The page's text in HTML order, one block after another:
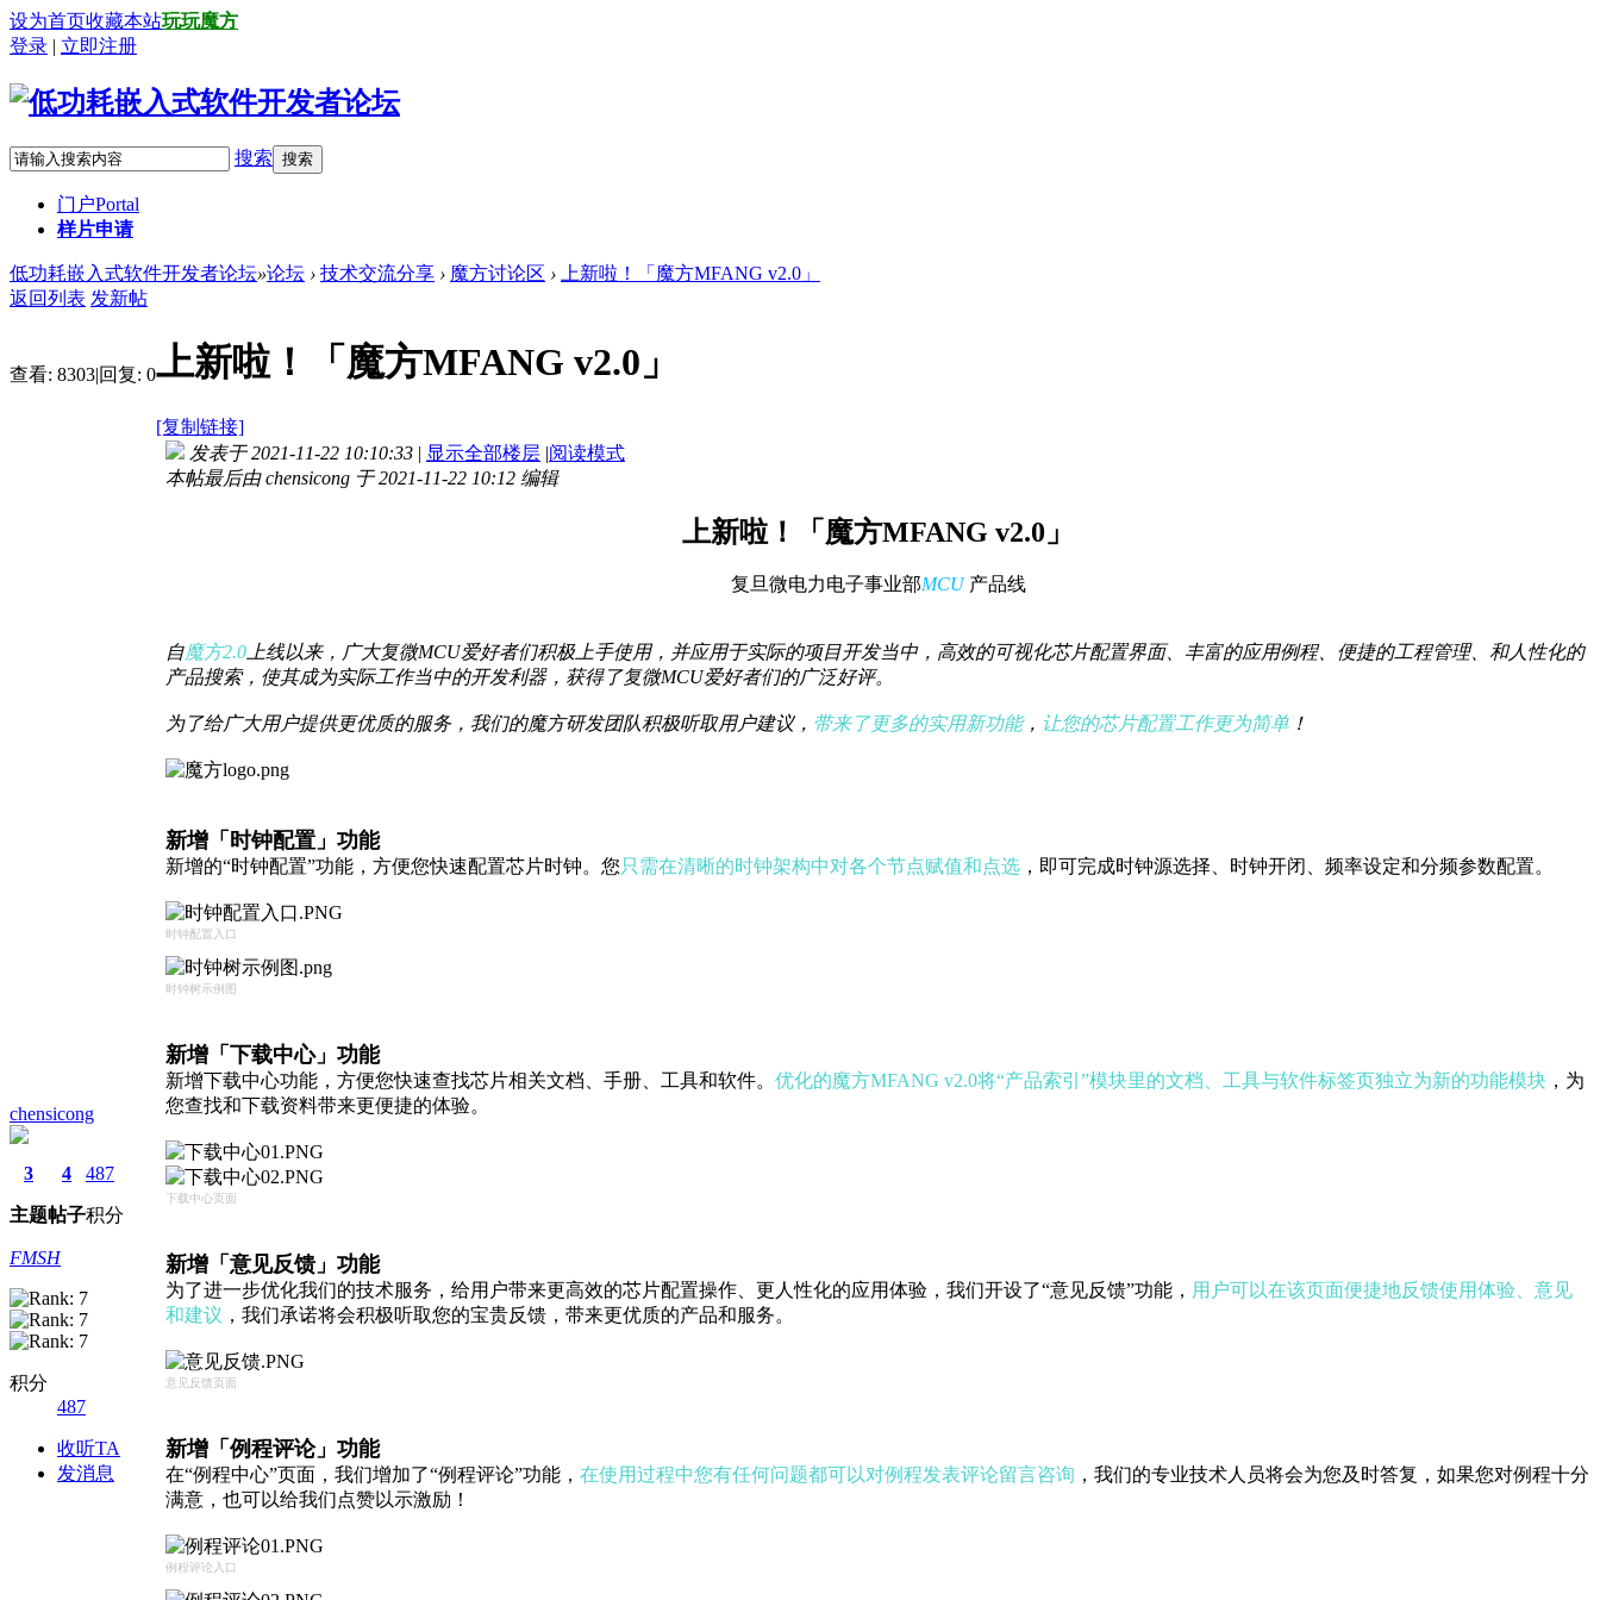
设为首页收藏本站玩玩魔方
登录 | 立即注册
搜索 搜索
门户Portal
样片申请
低功耗嵌入式软件开发者论坛»论坛 › 技术交流分享 › 魔方讨论区 ›
上新啦！「魔方MFANG v2.0」
返回列表 发新帖
查看: 8303|回复: 0上新啦！「魔方MFANG v2.0」
[复制链接]
chensicong
3
主题
4
帖子
487
积分
FMSH
积分
487
收听TA
发消息
发表于 2021-11-22 10:10:33 | 显示全部楼层 |阅读模式
本帖最后由 chensicong 于 2021-11-22 10:12 编辑
上新啦！ 「魔方MFANG v2.0」
复旦微电力电子事业部MCU 产品线
自魔方2.0 上线以来，广大复微MCU爱好者们积极上手使用，并应用于实际的项目开发当中，高效的可视化芯片配置界面、丰富的应用例程、便捷的工程管理、和人性化的
产品搜索，使其成为实际工作当中的开发利器，获得了复微MCU爱好者们的广泛好评。
为了给广大用户提供更优质的服务，我们的魔方研发团队积极听取用户建议， 带来了更多的实用新功能， 让您的芯片配置工作更为简单 ！
新增 「时钟配置」功能
新增的“时钟配置”功能，方便您快速配置芯片时钟。您 只需在清晰的时钟架构中对各个节点赋值和点选 ，即可完成时钟源选择、时钟开闭、频率设定和分频参数配置。
时钟配置入口
时钟树示例图
新增 「下载中心」功能
新增下载中心功能，方便您快速查找芯片相关文档、手册、工具和软件。 优化的魔方MFANG v2.0将“产品索引”模块里的文档、工具与软件标签页独立为新的功能模块 ，为
您查找和下载资料带来更便捷的体验。
下载中心页面
新增 「意见反馈」功能
为了进一步优化我们的技术服务，给用户带来更高效的芯片配置操作、更人性化的应用体验，我们开设了“意见反馈”功能， 用户可以在该页面便捷地反馈使用体验、意见
和建议 ，我们承诺将会积极听取您的宝贵反馈，带来更优质的产品和服务。
意见反馈页面
新增 「例程评论」功能
在“例程中心”页面，我们增加了“例程评论”功能， 在使用过程中您有任何问题都可以对例程发表评论留言咨询 ，我们的专业技术人员将会为您及时答复，如果您对例程十分
满意，也可以给我们点赞以示激励！
例程评论入口